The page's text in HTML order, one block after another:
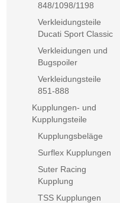
848/1098/1198
Verkleidungsteile
Ducati Sport Classic
Verkleidungen und
Bugspoiler
Verkleidungsteile
851-888
Kupplungen- und
Kupplungsteile
Kupplungsbeläge
Surflex Kupplungen
Suter Racing
Kupplung
TSS Kupplungen